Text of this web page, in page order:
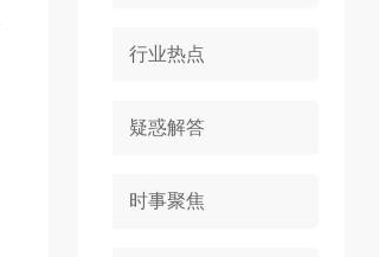
行业热点
疑惑解答
时事聚焦